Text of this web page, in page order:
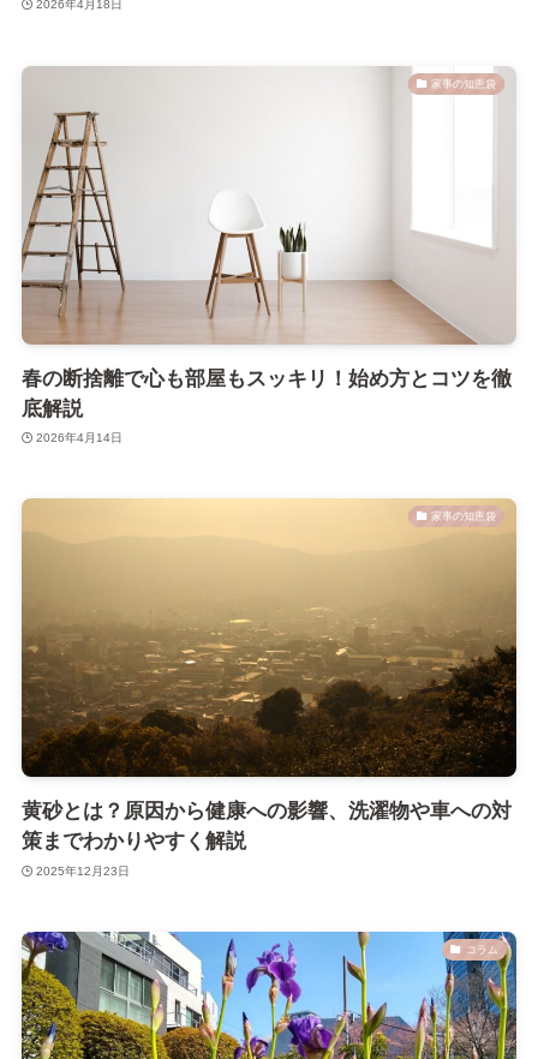
2026年4月18日
家事の知恵袋
春の断捨離で心も部屋もスッキリ！始め方とコツを徹
底解説
2026年4月14日
家事の知恵袋
黄砂とは？原因から健康への影響、洗濯物や車への対
策までわかりやすく解説
2025年12月23日
コラム